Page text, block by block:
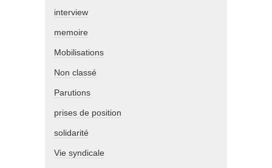
interview
memoire
Mobilisations
Non classé
Parutions
prises de position
solidarité
Vie syndicale